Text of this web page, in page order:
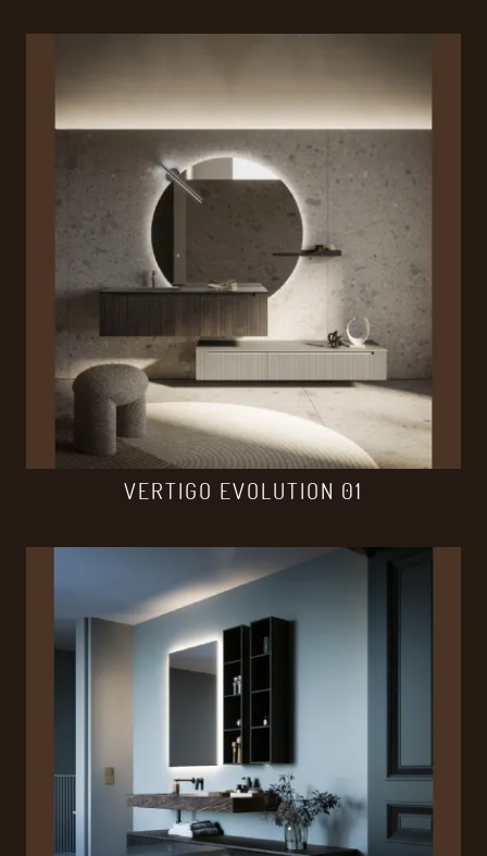
VERTIGO EVOLUTION 01